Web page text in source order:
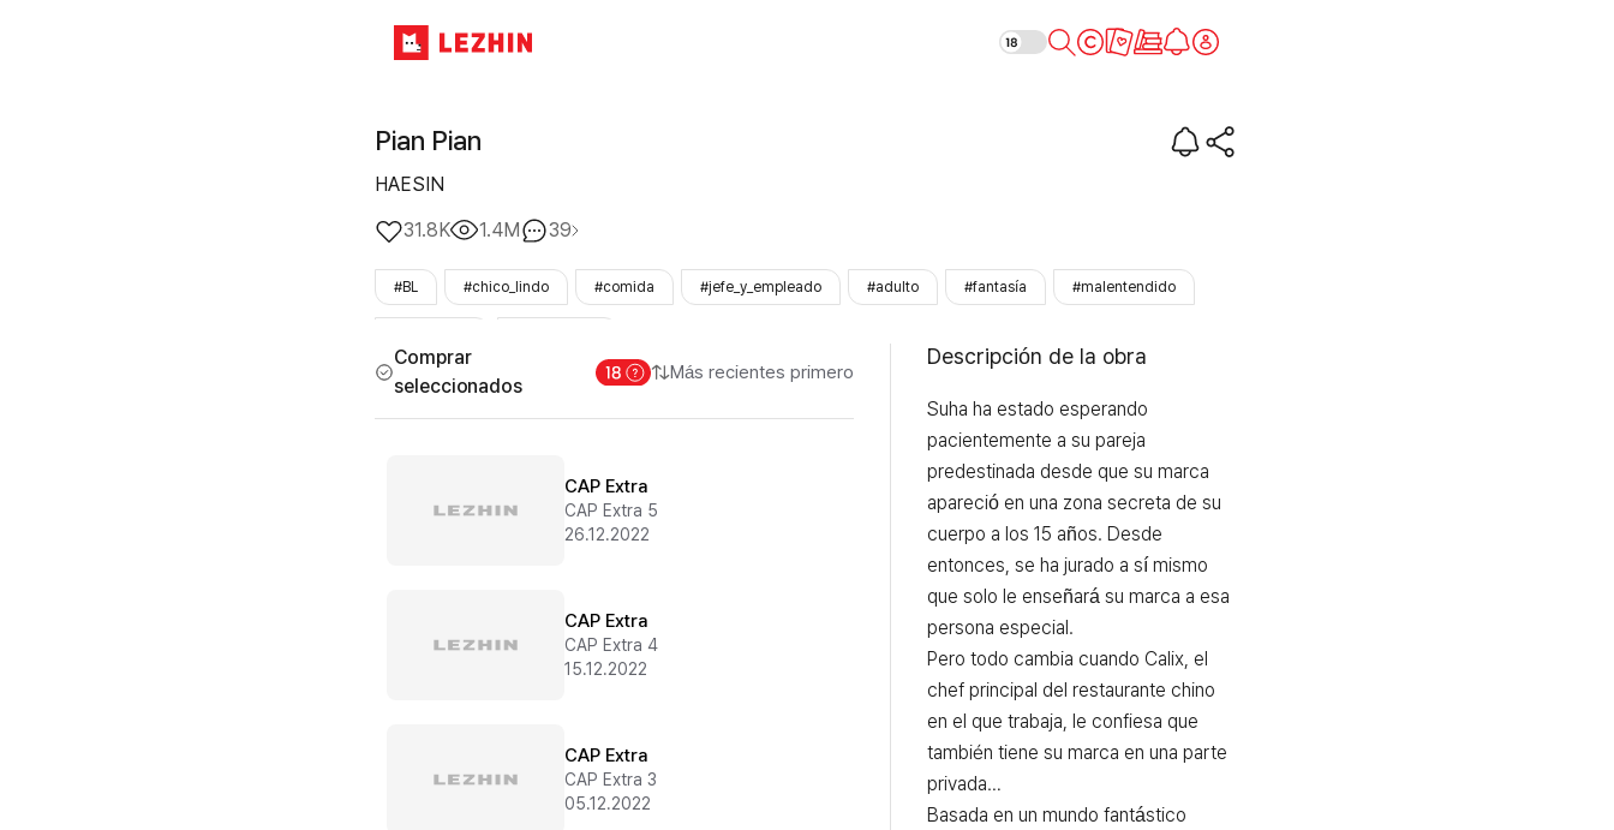
Pian Pian
HAESIN
31.8K
1.4M 39
#BL #chico_lindo #comida #jefe_y_empleado #adulto #fantasía #malentendido
Comprar
seleccionados
Más recientes primero
CAP Extra
CAP Extra 5
26.12.2022
CAP Extra
CAP Extra 4
15.12.2022
CAP Extra
CAP Extra 3
05.12.2022
Descripción de la obra
Suha ha estado esperando
pacientemente a su pareja
predestinada desde que su marca
apareció en una zona secreta de su
cuerpo a los 15 años. Desde
entonces, se ha jurado a sí mismo
que solo le enseñará su marca a esa
persona especial.
Pero todo cambia cuando Calix, el
chef principal del restaurante chino
en el que trabaja, le confiesa que
también tiene su marca en una parte
privada…
Basada en un mundo fantástico